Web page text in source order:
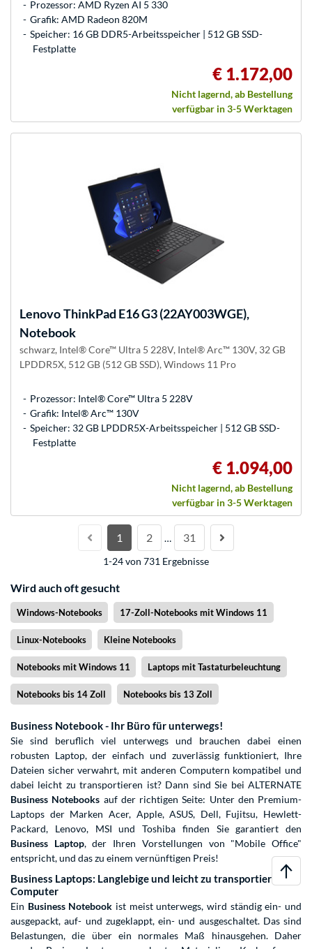
Prozessor: AMD Ryzen AI 5 330
Grafik: AMD Radeon 820M
Speicher: 16 GB DDR5-Arbeitsspeicher | 512 GB SSD-
Festplatte
€ 1.172,00
Nicht lagernd, ab Bestellung
verfügbar in 3-5 Werktagen
LenovoThinkPad E16 G3 (22AY003WGE),
Notebook
schwarz, Intel® Core™ Ultra 5 228V, Intel® Arc™ 130V, 32 GB
LPDDR5X, 512 GB (512 GB SSD), Windows 11 Pro
Prozessor: Intel® Core™ Ultra 5 228V
Grafik: Intel® Arc™ 130V
Speicher: 32 GB LPDDR5X-Arbeitsspeicher | 512 GB SSD-
Festplatte
€ 1.094,00
Nicht lagernd, ab Bestellung
verfügbar in 3-5 Werktagen
1 2 … 31
1-24 von 731 Ergebnisse
Wird auch oft gesucht
Windows-Notebooks 17-Zoll-Notebooks mit Windows 11
Linux-Notebooks Kleine Notebooks
Notebooks mit Windows 11 Laptops mit Tastaturbeleuchtung
Notebooks bis 14 Zoll Notebooks bis 13 Zoll
Business Notebook - Ihr Büro für unterwegs!
Sie sind beruflich viel unterwegs und brauchen dabei einen
robusten Laptop, der einfach und zuverlässig funktioniert, Ihre
Dateien sicher verwahrt, mit anderen Computern kompatibel und
dabei leicht zu transportieren ist? Dann sind Sie bei ALTERNATE
Business Notebooks auf der richtigen Seite: Unter den Premium-
Laptops der Marken Acer, Apple, ASUS, Dell, Fujitsu, Hewlett-
Packard, Lenovo, MSI und Toshiba finden Sie garantiert den
Business Laptop, der Ihren Vorstellungen von "Mobile Office"
entspricht, und das zu einem vernünftigen Preis!
Business Laptops: Langlebige und leicht zu transportierende
Computer
Ein Business Notebook ist meist unterwegs, wird ständig ein- und
ausgepackt, auf- und zugeklappt, ein- und ausgeschaltet. Das sind
Belastungen, die über ein normales Maß hinausgehen. Daher